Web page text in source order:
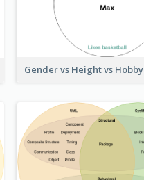
Gender vs Height vs Hobby